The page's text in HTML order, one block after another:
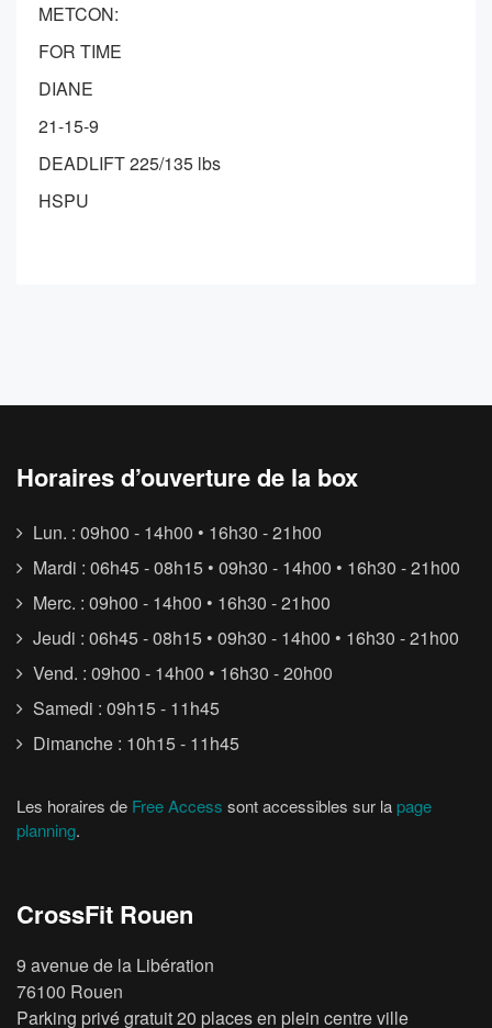
METCON:
FOR TIME
DIANE
21-15-9
DEADLIFT 225/135 lbs
HSPU
Horaires d’ouverture de la box
Lun. : 09h00 - 14h00 • 16h30 - 21h00
Mardi : 06h45 - 08h15 • 09h30 - 14h00 • 16h30 - 21h00
Merc. : 09h00 - 14h00 • 16h30 - 21h00
Jeudi : 06h45 - 08h15 • 09h30 - 14h00 • 16h30 - 21h00
Vend. : 09h00 - 14h00 • 16h30 - 20h00
Samedi : 09h15 - 11h45
Dimanche : 10h15 - 11h45
Les horaires de Free Access sont accessibles sur la page
planning.
CrossFit Rouen
9 avenue de la Libération
76100 Rouen
Parking privé gratuit 20 places en plein centre ville